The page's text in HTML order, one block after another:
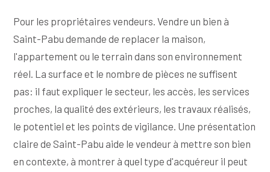
Pour les propriétaires vendeurs. Vendre un bien à
Saint-Pabu demande de replacer la maison,
l'appartement ou le terrain dans son environnement
réel. La surface et le nombre de pièces ne suffisent
pas: il faut expliquer le secteur, les accès, les services
proches, la qualité des extérieurs, les travaux réalisés,
le potentiel et les points de vigilance. Une présentation
claire de Saint-Pabu aide le vendeur à mettre son bien
en contexte, à montrer à quel type d'acquéreur il peut